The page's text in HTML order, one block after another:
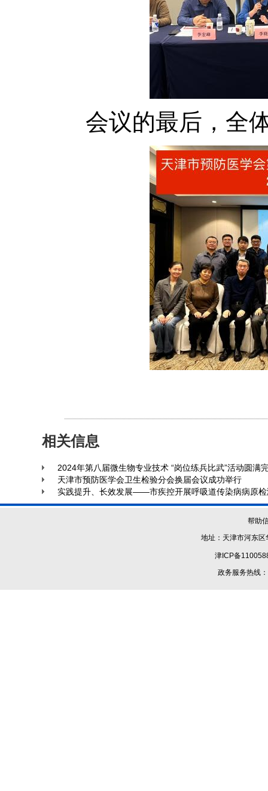
会议的最后，全体
相关信息
2024年第八届微生物专业技术 “岗位练兵比武”活动圆满
天津市预防医学会卫生检验分会换届会议成功举行
实践提升、长效发展——市疾控开展呼吸道传染病病原检
帮助
地址：天津市河
津ICP备
政务服务热线